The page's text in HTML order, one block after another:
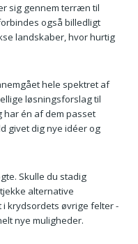
sig gennem terræn til
også billedligt
landskaber, hvor hurtig
hele spektret af
løsningsforslag til
én af dem passet
givet dig nye idéer og
Skulle du stadig
alternative
krydsordets øvrige felter -
nye muligheder.